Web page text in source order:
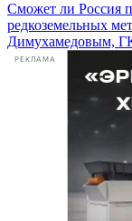
Сможет ли Россия
редкоземельных
Димухамедовым,
РЕКЛАМА